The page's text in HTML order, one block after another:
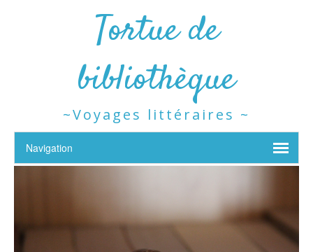
Tortue de
bibliothèque
~Voyages littéraires ~